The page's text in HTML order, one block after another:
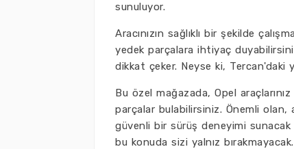
sunuluyor.
Aracınızın sağlıklı bir şekilde
yedek parçalara ihtiyaç
dikkat çeker. Neyse ki, Tercan'daki
Bu özel mağazada, Opel
parçalar bulabilirsiniz. Önemli olan,
güvenli bir sürüş deneyimi
bu konuda sizi yalnız bırakmayacak.